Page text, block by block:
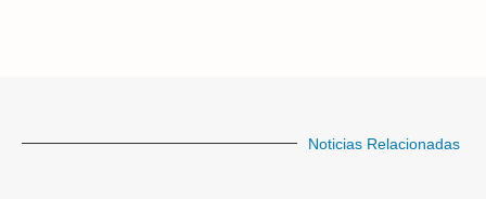
Noticias Relacionadas